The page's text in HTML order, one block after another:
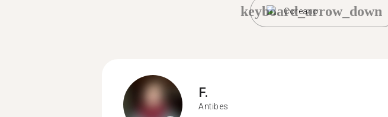
Coreano
keyboard_arrow_down
F.
Antibes